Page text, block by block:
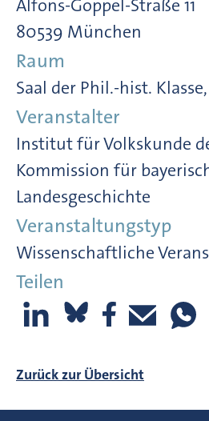
Alfons-Goppel-Straße 11
80539 München
Raum
Saal der Phil.-hist. Klasse,
Veranstalter
Institut für Volkskunde
Kommission für
Landesgeschichte
Veranstaltungstyp
Wissenschaftliche
Teilen
Zurück zur Übersicht